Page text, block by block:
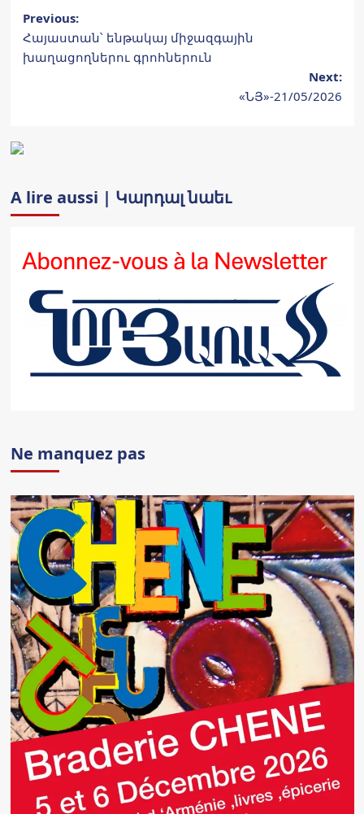
Post
navigation
Previous:
Հայաստան՝ ենթակայ միջազգային
խաղացողներու գրոհներուն
Next:
«ՆՅ»-21/05/2026
A lire aussi | Կարդալ նաեւ
Ne manquez pas